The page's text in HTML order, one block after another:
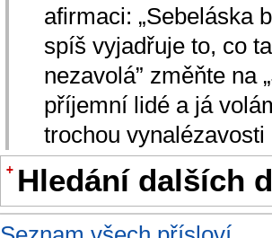
afirmaci: „Sebeláska
spíš vyjadřuje to, co
nezavolá” změňte na
příjemní lidé a já
trochou
+ Hledání dalších
základě takto formulovaného dotazu: